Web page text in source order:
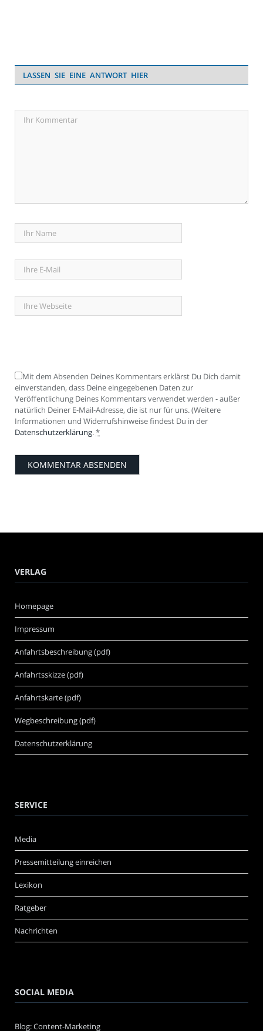
LASSEN SIE EINE ANTWORT HIER
Mit dem Absenden Deines Kommentars erklärst Du Dich damit
einverstanden, dass Deine eingegebenen Daten zur
Veröffentlichung Deines Kommentars verwendet werden - außer
natürlich Deiner E-Mail-Adresse, die ist nur für uns. (Weitere
Informationen und Widerrufshinweise findest Du in der
Datenschutzerklärung.*
VERLAG
Homepage
Impressum
Anfahrtsbeschreibung (pdf)
Anfahrtsskizze (pdf)
Anfahrtskarte (pdf)
Wegbeschreibung (pdf)
Datenschutzerklärung
SERVICE
Media
Pressemitteilung einreichen
Lexikon
Ratgeber
Nachrichten
SOCIAL MEDIA
Blog: Content-Marketing